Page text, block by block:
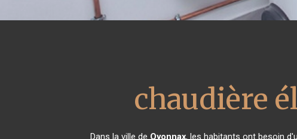
chaudière
Dans la ville de Oyonnax, les habitants ont besoin